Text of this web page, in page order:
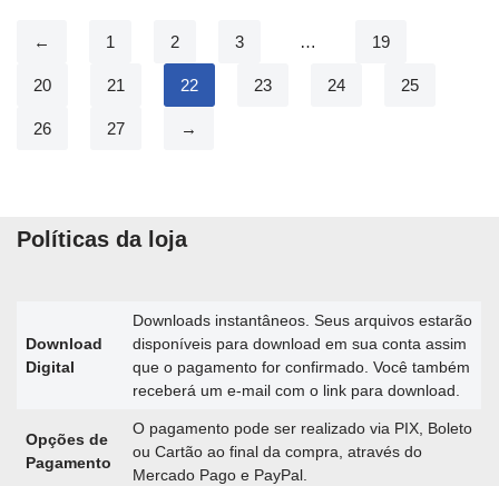
← 1 2 3 … 19
20 21 22 23 24 25
26 27 →
Políticas da loja
Download
Digital
Downloads instantâneos. Seus arquivos estarão
disponíveis para download em sua conta assim
que o pagamento for confirmado. Você também
receberá um e-mail com o link para download.
Opções de
Pagamento
O pagamento pode ser realizado via PIX, Boleto
ou Cartão ao final da compra, através do
Mercado Pago e PayPal.